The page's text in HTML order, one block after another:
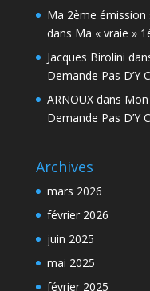
Ma 2ème émission
dans Ma « vraie »
Jacques Birolini
Demande Pas D’Y
ARNOUXdans
Demande Pas D’Y
Archives
mars 2026
février 2026
juin 2025
mai 2025
février 2025